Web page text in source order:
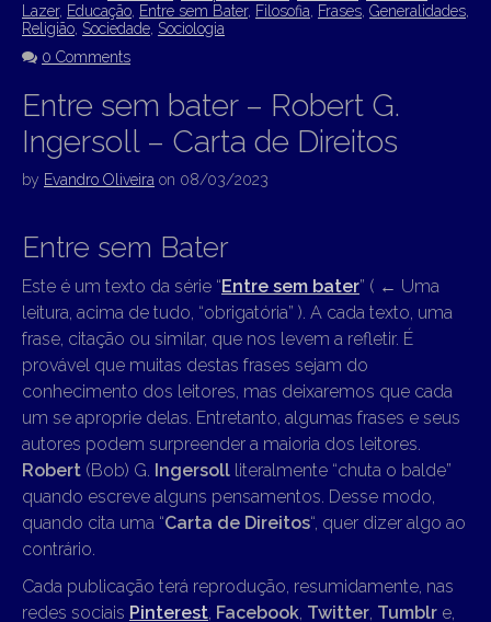
Lazer, Educação Entre sem Bater, Filosofia Frases Generalidades
Religião Sociedade Sociologia
0 Comments
Entre sem bater – Robert G.
Ingersoll – Carta de Direitos
by Evandro Oliveira on 08/03/2023
Entre sem Bater
Este é um texto da série “Entre sem bater” ( ← Uma
leitura, acima de tudo, “obrigatória” ). A cada texto, uma
frase, citação ou similar, que nos levem a refletir. É
provável que muitas destas frases sejam do
conhecimento dos leitores, mas deixaremos que cada
um se aproprie delas. Entretanto, algumas frases e seus
autores podem surpreender a maioria dos leitores.
Robert (Bob) G. Ingersoll literalmente “chuta o balde”
quando escreve alguns pensamentos. Desse modo,
quando cita uma “Carta de Direitos“, quer dizer algo ao
contrário.
Cada publicação terá reprodução, resumidamente, nas
redes sociais Pinterest, Facebook, Twitter, Tumblr e,